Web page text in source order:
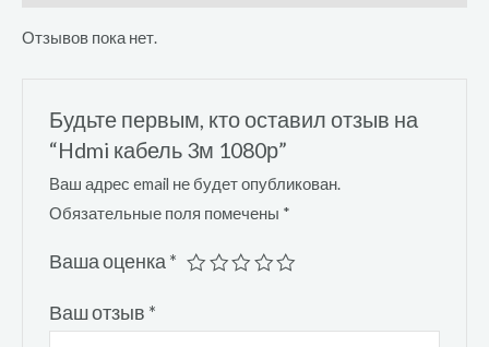
Отзывов пока нет.
Будьте первым, кто оставил отзыв на
“Hdmi кабель 3м 1080р”
Ваш адрес email не будет опубликован.
Обязательные поля помечены *
Ваша оценка *
Ваш отзыв *